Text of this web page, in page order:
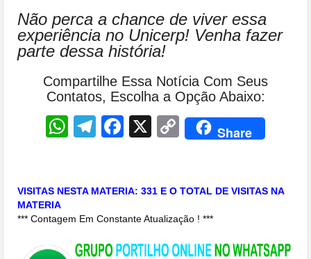
Não perca a chance de viver essa
experiência no Unicerp! Venha fazer
parte dessa história!
Compartilhe Essa Notícia Com Seus
Contatos, Escolha a Opção Abaixo:
WhatsApp
Telegram
Facebook
X CopyShare
VISITAS NESTA MATERIA: 331 E O TOTAL DE VISITAS NA
MATERIA
*** Contagem Em Constante Atualização ! ***